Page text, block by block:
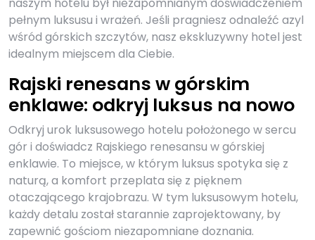
pełnym luksusu i wrażeń. Jeśli pragniesz odnaleźć azyl
wśród górskich szczytów, nasz ekskluzywny hotel jest
idealnym miejscem dla Ciebie.
Rajski renesans w górskim
enklawe: odkryj luksus na nowo
Odkryj urok luksusowego hotelu położonego w sercu
gór i doświadcz Rajskiego renesansu w górskiej
enklawie. To miejsce, w którym luksus spotyka się z
naturą, a komfort przeplata się z pięknem
otaczającego krajobrazu. W tym luksusowym hotelu,
każdy detalu został starannie zaprojektowany, by
zapewnić gościom niezapomniane doznania.